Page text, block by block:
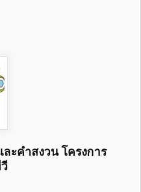
ะคำสงวน โครงการ